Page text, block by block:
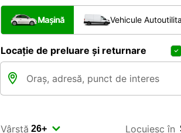
Mașină Vehicule
Locație de preluare și returnare
Vârstă Locuiesc în